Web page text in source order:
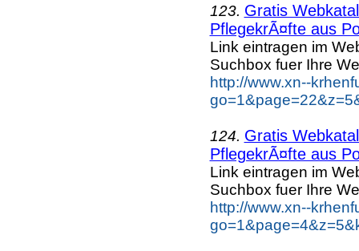
123. Gratis
PflegekrÃ¤fte aus
Link eintragen im
Suchbox fuer Ihre
http://www.xn--
124. Gratis
PflegekrÃ¤fte aus
Link eintragen im
Suchbox fuer Ihre
http://www.xn--